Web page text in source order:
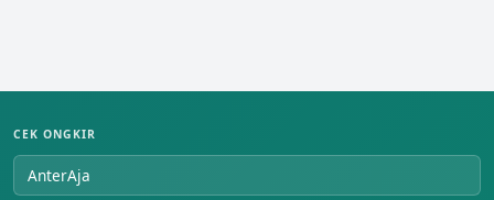
CEK ONGKIR
AnterAja